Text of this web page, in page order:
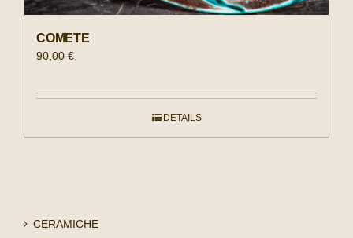
COMETE
90,00 €
DETAILS
CERAMICHE